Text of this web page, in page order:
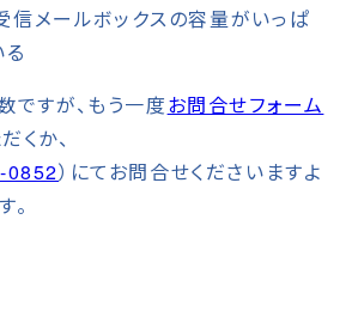
信メールボックスの容量がいっぱ
ですが、もう一度お問合せフォーム
くか、
0852）にてお問合せくださいますよ
。